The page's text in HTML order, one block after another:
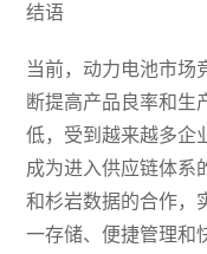
结语
当前，动力电池市场
断提高产品良率和生
低，受到越来越多企
成为进入供应链体系
和杉岩数据的合作，
一存储、便捷管理和